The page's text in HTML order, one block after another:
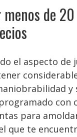
de
el aspecto de
y
con
para
que te